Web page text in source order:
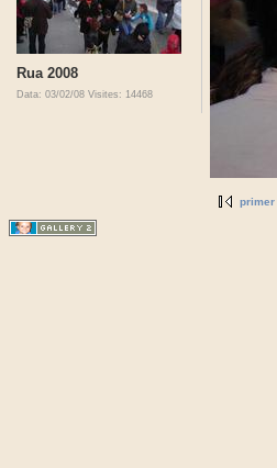
Rua 2008
Data: 03/02/08 Visites: 14468
primer